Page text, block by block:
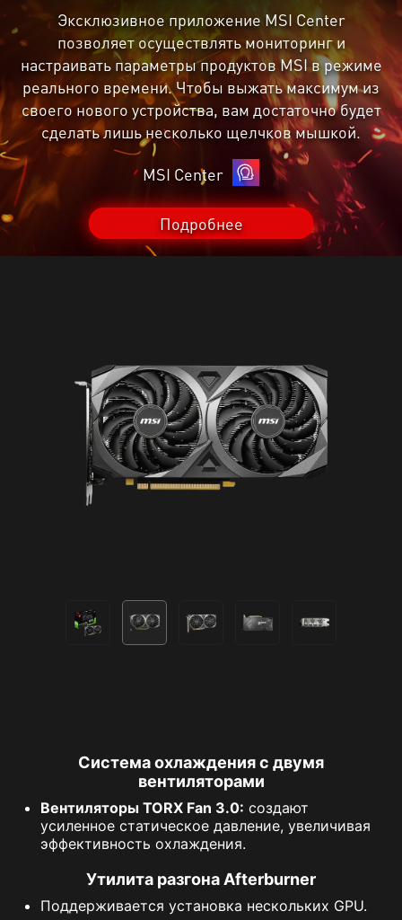
Эксклюзивное приложение MSI Center
позволяет осуществлять мониторинг и
настраивать параметры продуктов MSI в режиме
реального времени. Чтобы выжать максимум из
своего нового устройства, вам достаточно будет
сделать лишь несколько щелчков мышкой.
MSI Center
Подробнее
Система охлаждения с двумя
вентиляторами
Вентиляторы TORX Fan 3.0: создают
усиленное статическое давление, увеличивая
эффективность охлаждения.
Утилита разгона Afterburner
Поддерживается установка нескольких GPU.